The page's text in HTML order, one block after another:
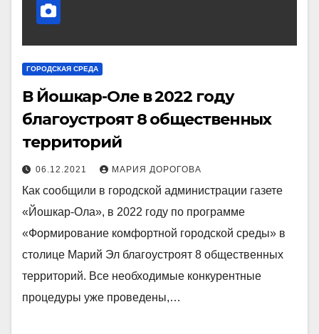
ГОРОДСКАЯ СРЕДА
В Йошкар-Оле в 2022 году
благоустроят 8 общественных
территорий
06.12.2021 МАРИЯ ДОРОГОВА
Как сообщили в городской администрации газете
«Йошкар-Ола», в 2022 году по программе
«Формирование комфортной городской среды» в
столице Марий Эл благоустроят 8 общественных
территорий. Все необходимые конкурентные
процедуры уже проведены,…